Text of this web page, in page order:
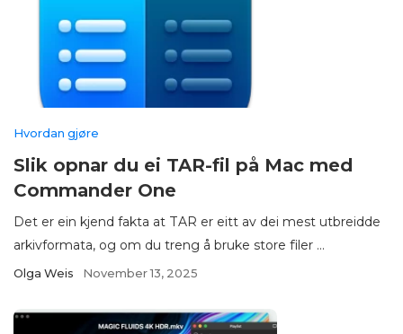
Hvordan gjøre
Slik opnar du ei TAR-fil på Mac med
Commander One
Det er ein kjend fakta at TAR er eitt av dei mest utbreidde
arkivformata, og om du treng å bruke store filer ...
Olga Weis November 13, 2025